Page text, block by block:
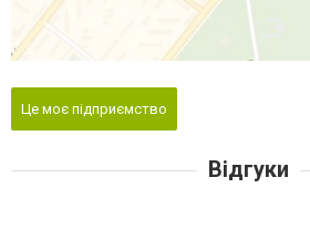
Це моє підприємство
Відгуки